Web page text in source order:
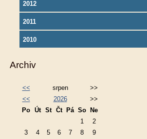
2012
2011
2010
Archiv
<< srpen
>>
<<
2026
>>
Po Út St Čt Pá So Ne
1
2
3
4 5 6 7 8
9